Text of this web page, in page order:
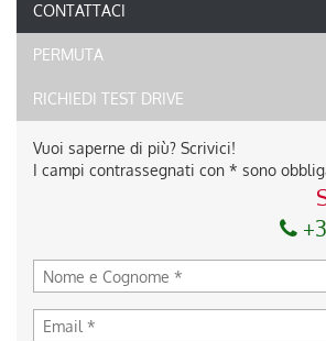
CONTATTACI
PERMUTA
RICHIEDI TEST DRIVE
Vuoi saperne di più? Scrivici!
I campi contrassegnati con * sono